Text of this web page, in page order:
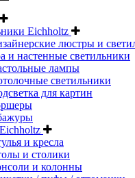
Eichholtz
люстры и
и настенные светильники
лампы
светильники
для картин
и кресла
и столики
и колонны